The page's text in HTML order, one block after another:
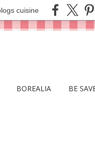
cuisine
BOREALIA BE